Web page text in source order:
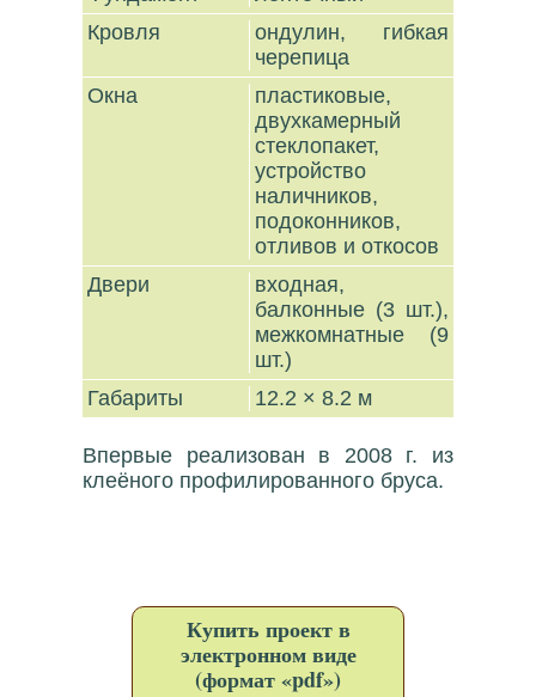
Кровля
ондулин, гибкая
черепица
Окна
пластиковые,
двухкамерный
стеклопакет,
устройство
наличников,
подоконников,
отливов и откосов
Двери
входная,
балконные (3 шт.),
межкомнатные (9
шт.)
Габариты
12.2 × 8.2 м
Впервые реализован в 2008 г. из
клеёного профилированного бруса.
Купить проект в
электронном виде
(формат «pdf»)